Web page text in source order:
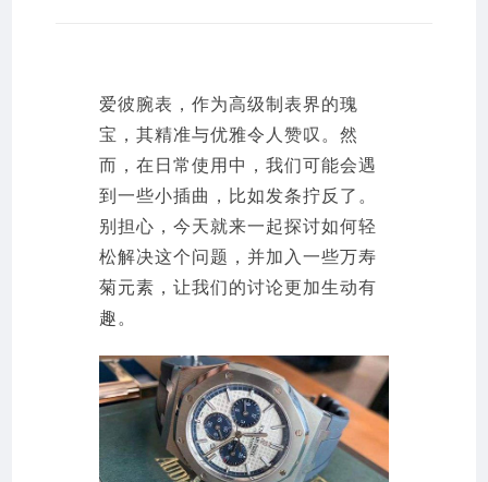
爱彼腕表，作为高级制表界的瑰
宝，其精准与优雅令人赞叹。然
而，在日常使用中，我们可能会遇
到一些小插曲，比如发条拧反了。
别担心，今天就来一起探讨如何轻
松解决这个问题，并加入一些万寿
菊元素，让我们的讨论更加生动有
趣。